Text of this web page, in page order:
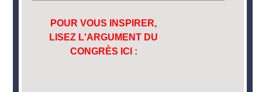
POUR VOUS INSPIRER,
LISEZ L'ARGUMENT DU
CONGRÈS ICI :